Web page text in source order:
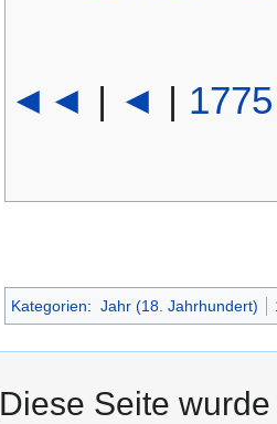
◄◄ | ◄ | 1775
Kategorien: Jahr (18. Jahrhundert)
Diese Seite